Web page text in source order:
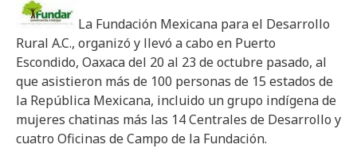
La Fundación Mexicana para el Desarrollo
Rural A.C., organizó y llevó a cabo en Puerto
Escondido, Oaxaca del 20 al 23 de octubre pasado, al
que asistieron más de 100 personas de 15 estados de
la República Mexicana, incluido un grupo indígena de
mujeres chatinas más las 14 Centrales de Desarrollo y
cuatro Oficinas de Campo de la Fundación.